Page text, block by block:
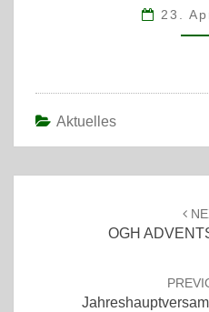
23.
Aktuelles
OGH